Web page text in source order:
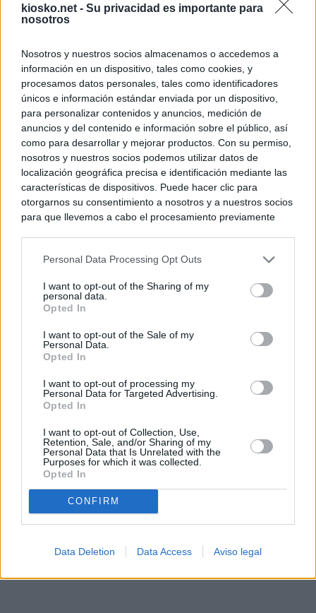
kiosko.net - Su privacidad es importante para
nosotros
Nosotros y nuestros socios almacenamos o accedemos a
información en un dispositivo, tales como cookies, y
procesamos datos personales, tales como identificadores
únicos e información estándar enviada por un dispositivo,
para personalizar contenidos y anuncios, medición de
anuncios y del contenido e información sobre el público, así
como para desarrollar y mejorar productos. Con su permiso,
nosotros y nuestros socios podemos utilizar datos de
localización geográfica precisa e identificación mediante las
características de dispositivos. Puede hacer clic para
otorgarnos su consentimiento a nosotros y a nuestros socios
para que llevemos a cabo el procesamiento previamente
negar su consentimiento. Tenga en cuenta que algún
de su consentimiento, pero usted tiene el derecho de
rechazar tal procesamiento. Sus preferencias se aplicarán
cualquier momento entrando de nuevo en este sitio web o
visitando nuestra política de privacidad.
Personal Data Processing Opt Outs
I want to opt-out of the Sharing of my
personal data.
Opted In
I want to opt-out of the Sale of my
Personal Data.
Opted In
I want to opt-out of processing my
Personal Data for Targeted Advertising.
Opted In
I want to opt-out of Collection, Use,
Retention, Sale, and/or Sharing of my
Personal Data that Is Unrelated with the
Purposes for which it was collected.
Opted In
CONFIRM
Data Deletion Data Access Aviso legal